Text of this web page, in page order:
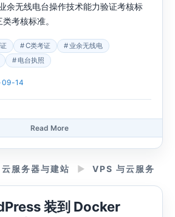
余无线电台操作技术能力验证考核标
考核标准。
C类考证
业余无线电
电台执照
09-14
Read More
云服务器与建站 ► VPS 与云服务
装到 Docker